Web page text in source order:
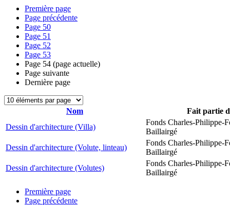
Première page
Page précédente
Page 50
Page 51
Page 52
Page 53
Page 54 (page actuelle)
Page suivante
Dernière page
Nom
Fait partie
Dessin d'architecture (Villa)
Fonds Charles-Philippe-
Baillairgé
Dessin d'architecture (Volute, linteau)
Fonds Charles-Philippe-
Baillairgé
Dessin d'architecture (Volutes)
Fonds Charles-Philippe-
Baillairgé
Première page
Page précédente